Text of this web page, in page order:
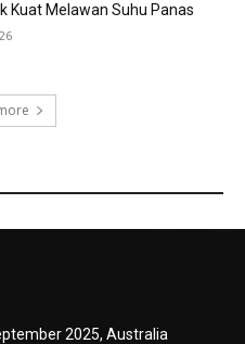
Kuat Melawan Suhu Panas
2025, Australia